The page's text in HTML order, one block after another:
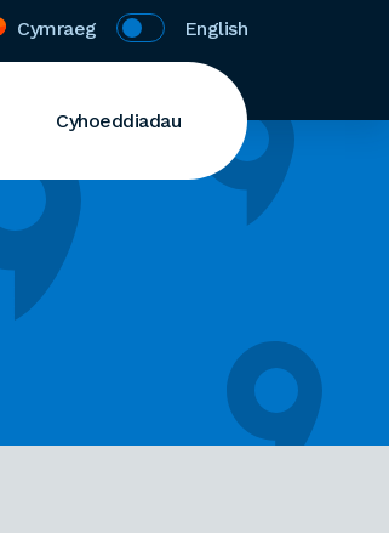
Cymraeg English
Cyhoeddiadau